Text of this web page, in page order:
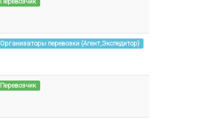
Организаторы перевозки (Агент,Экспедитор)
Перевозчик